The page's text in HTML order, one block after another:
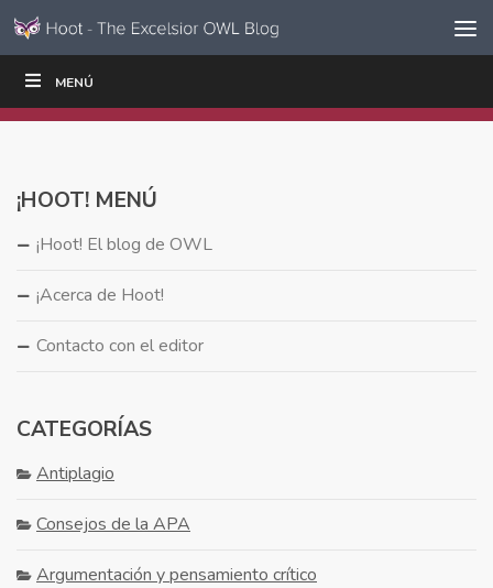
Ir al contenido
navegación
MENÚ
ESCRIBIR
¡HOOT! MENÚ
¡Hoot! El blog de OWL
¡Acerca de Hoot!
Contacto con el editor
CATEGORÍAS
Antiplagio
Consejos de la APA
Argumentación y pensamiento crítico